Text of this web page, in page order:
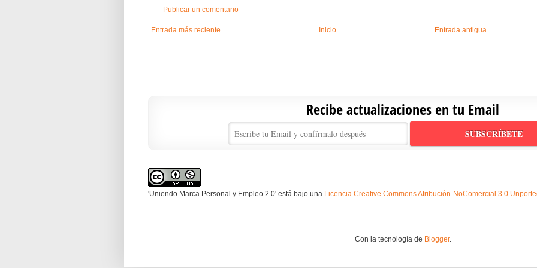
Publicar un comentario
Entrada más reciente Entrada antigua
Inicio
Recibe actualizaciones en tu Email
'Uniendo Marca Personal y Empleo 2.0' está bajo una Licencia Creative Commons Atribución-NoComercial 3.0
Con la tecnología de Blogger.